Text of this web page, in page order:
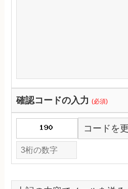
確認コードの入力(必須)
コードを